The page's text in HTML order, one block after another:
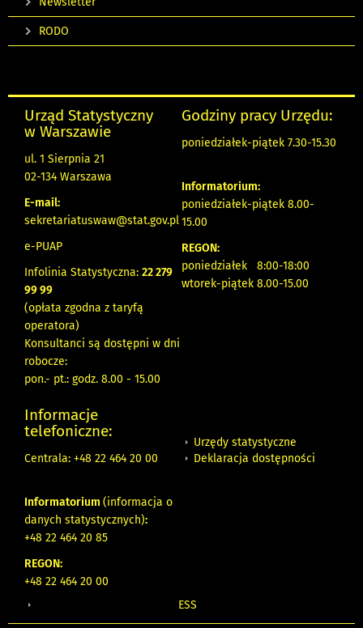
RODO
Urząd Statystyczny
w Warszawie
ul. 1 Sierpnia 21
02-134 Warszawa
E-mail:
sekretariatuswaw@stat.gov.pl
e-PUAP
Infolinia Statystyczna: 22 279
99 99
(opłata zgodna z taryfą
operatora)
Konsultanci są dostępni w dni
robocze:
pon.- pt.: godz. 8.00 - 15.00
Godziny pracy Urzędu:
poniedziałek-piątek 7.30-15.30
Informatorium:
poniedziałek-piątek 8.00-
15.00
REGON:
poniedziałek 8:00-18:00
wtorek-piątek 8.00-15.00
Informacje
telefoniczne:
Centrala: +48 22 464 20 00
Informatorium (informacja o
danych statystycznych):
+48 22 464 20 85
REGON:
+48 22 464 20 00
Urzędy statystyczne
Deklaracja dostępności
ESS